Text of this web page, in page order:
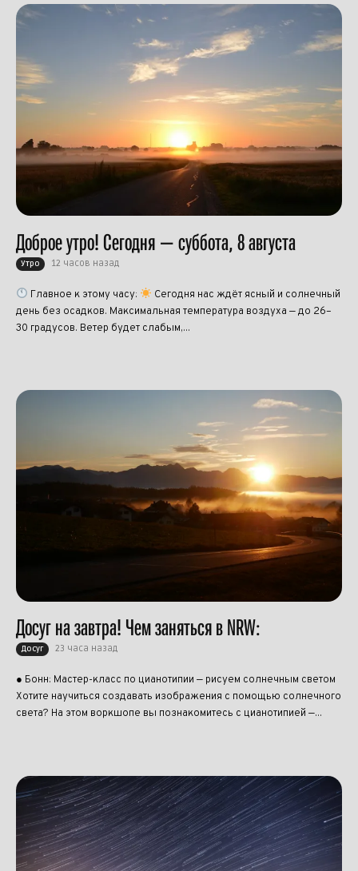
Доброе утро! Сегодня — суббота, 8 августа
Утро 12 часов назад
Главное к этому часу:
Сегодня нас ждёт ясный и солнечный
день без осадков. Максимальная температура воздуха — до 26–
30 градусов. Ветер будет слабым,...
Досуг на завтра! Чем заняться в NRW:
Досуг 23 часа назад
● Бонн: Мастер-класс по цианотипии — рисуем солнечным светом
Хотите научиться создавать изображения с помощью солнечного
света? На этом воркшопе вы познакомитесь с цианотипией —...